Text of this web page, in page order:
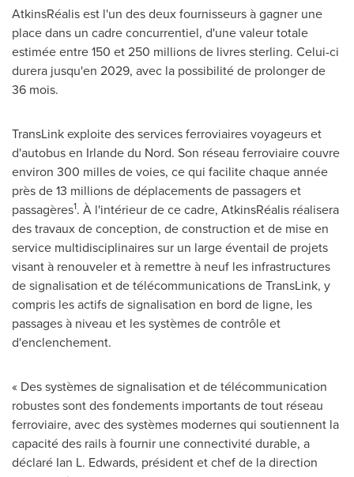
AtkinsRéalis est l'un des deux fournisseurs à gagner une
place dans un cadre concurrentiel, d'une valeur totale
estimée entre150 et250 millions de livres sterling. Celui-ci
durera jusqu'en 2029, avec la possibilité de prolonger de
36 mois.
TransLink exploite des services ferroviaires voyageurs et
d'autobus en Irlandedu Nord. Son réseau ferroviaire couvre
environ 300 milles de voies, ce qui facilite chaque année
près de 13 millions de déplacements de passagers et
passagères1. À l'intérieur de ce cadre, AtkinsRéalis réalisera
des travaux de conception, de construction et de mise en
service multidisciplinaires sur un large éventail de projets
visant à renouveler et à remettre à neuf les infrastructures
de signalisation et de télécommunications de TransLink, y
compris les actifs de signalisation en bord de ligne, les
passages à niveau et les systèmes de contrôle et
d'enclenchement.
« Des systèmes de signalisation et de télécommunication
robustes sont des fondements importants de tout réseau
ferroviaire, avec des systèmes modernes qui soutiennent la
capacité des rails à fournir une connectivité durable, a
déclaré Ian L. Edwards, président et chef de la direction